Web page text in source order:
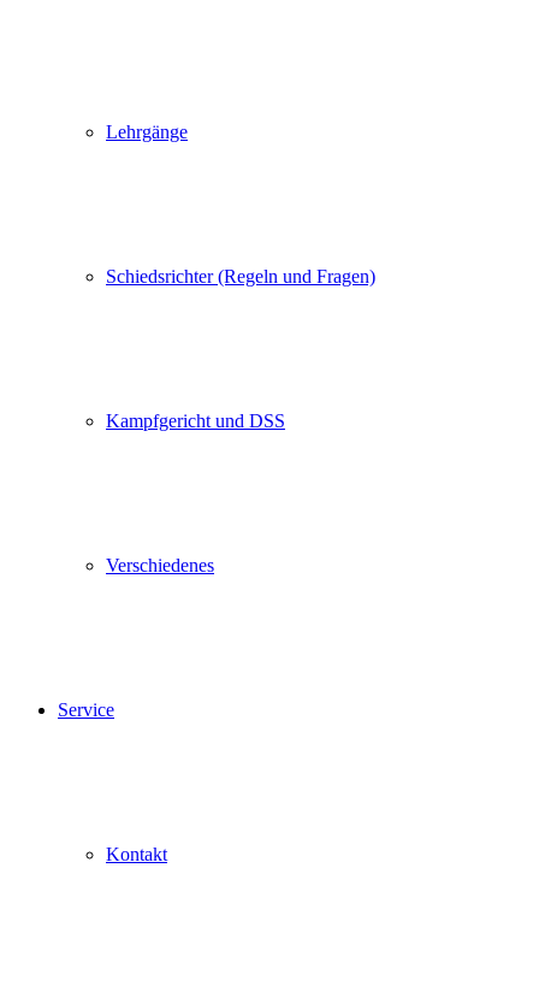
Lehrgänge
Schiedsrichter (Regeln und Fragen)
Kampfgericht und DSS
Verschiedenes
Service
Kontakt